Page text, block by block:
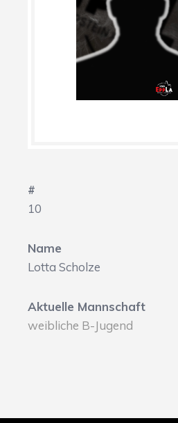
#
10
Name
Lotta Scholze
Aktuelle Mannschaft
weibliche B-Jugend